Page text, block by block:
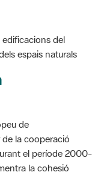
del
espais naturals
de
la cooperació
el període 2000-
la cohesió